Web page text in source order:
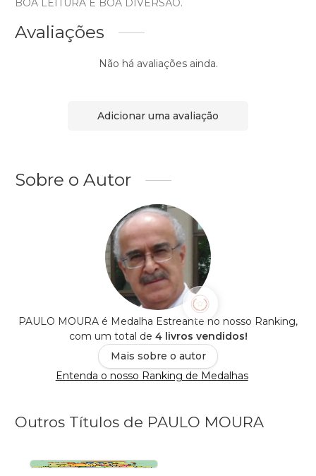
BOA LEITURA E BOA DIVERSÃO.
Avaliações
Não há avaliações ainda.
Adicionar uma avaliação
Sobre o Autor
PAULO MOURA é Medalha Estreante no nosso Ranking,
com um total de 4 livros vendidos!
Mais sobre o autor
Entenda o nosso Ranking de Medalhas
Outros Títulos de PAULO MOURA